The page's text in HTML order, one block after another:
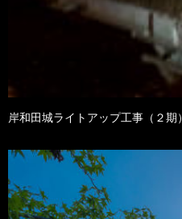
岸和田城ライトアップ工事（２期）